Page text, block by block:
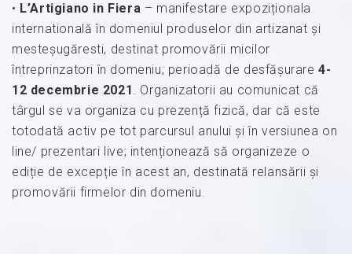
• L’Artigiano in Fiera – manifestare expoziționala
internatională în domeniul produselor din artizanat și
mesteșugăresti, destinat promovării micilor
întreprinzatori în domeniu; perioadă de desfășurare4-
12 decembrie 2021. Organizatorii au comunicat că
târgul se va organiza cu prezență fizică, dar că este
totodată activ pe tot parcursul anului și în versiunea on
line/ prezentari live; intenționează să organizeze o
ediție de excepție în acest an, destinată relansării și
promovării firmelor din domeniu.